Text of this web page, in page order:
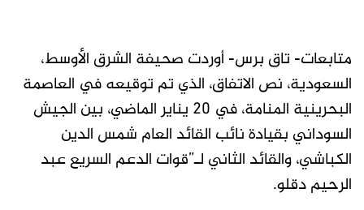
متابعات- تاق برس- أوردت صحيفة الشرق الأوسط،
السعودية، نص الاتفاق، الذي تم توقيعه في العاصمة
البحرينية المنامة، في 20 يناير الماضي، بين الجيش
السوداني بقيادة نائب القائد العام شمس الدين
الكباشي، والقائد الثاني لـ”قوات الدعم السريع عبد
الرحيم دقلو.